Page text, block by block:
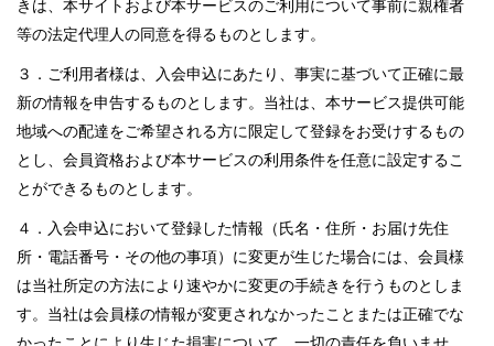
きは、本サイトおよび本サービスのご利用について事前に親権者
等の法定代理人の同意を得るものとします。
３．ご利用者様は、入会申込にあたり、事実に基づいて正確に最
新の情報を申告するものとします。当社は、本サービス提供可能
地域への配達をご希望される方に限定して登録をお受けするもの
とし、会員資格および本サービスの利用条件を任意に設定するこ
とができるものとします。
４．入会申込において登録した情報（氏名・住所・お届け先住
所・電話番号・その他の事項）に変更が生じた場合には、会員様
は当社所定の方法により速やかに変更の手続きを行うものとしま
す。当社は会員様の情報が変更されなかったことまたは正確でな